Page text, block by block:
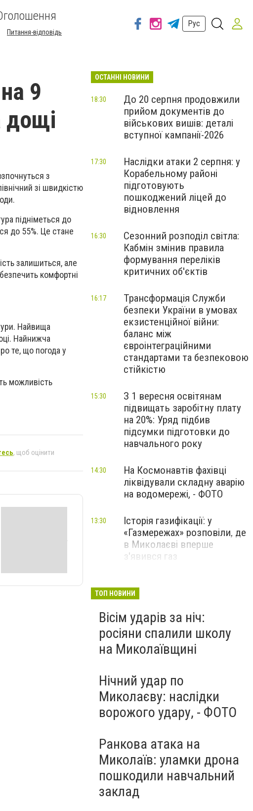
Питання-відповідь
Рус
9
дощі
з
зі швидкістю
підніметься до
до 55%. Це стане
залишиться, але
комфортні
Найвища
Найнижча
те, що погода у
можливість
, щоб оцінити
ОСТАННІ НОВИНИ
До 20 серпня продовжили
прийом документів до
військових вишів: деталі
вступної кампанії-2026
18:30
Наслідки атаки 2 серпня: у
Корабельному районі
підготовують
пошкоджений ліцей до
відновлення
17:30
Сезонний розподіл світла:
Кабмін змінив правила
формування переліків
критичних об'єктів
16:30
Трансформація Служби
безпеки України в умовах
екзистенційної війни:
баланс між
євроінтеграційними
стандартами та безпековою
стійкістю
16:17
З 1 вересня освітянам
підвищать заробітну плату
на 20%: Уряд підбив
підсумки підготовки до
навчального року
15:30
На Космонавтів фахівці
ліквідували складну аварію
на водомережі, - ФОТО
14:30
Історія газифікації: у
«Газмережах» розповіли, де
в Миколаєві вперше
з'явився газ
13:30
Миколаєві 2026: шукаємо
перезавантаження
ПАРТНЕРСЬКИЙ СПЕЦПРОЄКТ
ТОП НОВИНИ
Вісім ударів за ніч:
росіяни спалили школу
на Миколаївщині
Нічний удар по
Миколаєву: наслідки
ворожого удару, - ФОТО
Ранкова атака на
Миколаїв: уламки дрона
пошкодили навчальний
заклад